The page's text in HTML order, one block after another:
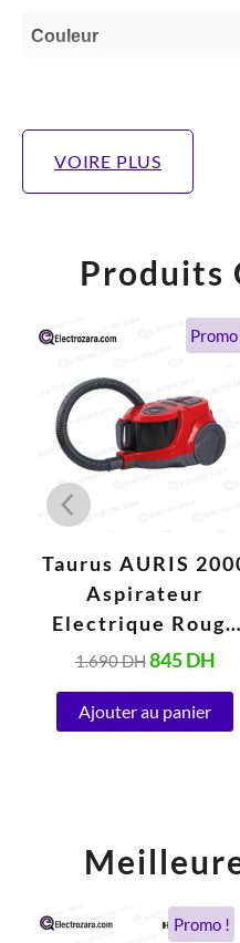
Couleur
VOIRE PLUS
Produits
Taurus AURIS
Aspirateur
Electrique Rouge
2,5 Litres (2000W)
1.690DH
était :
1.690 DH.
845DH
Le
Ajouter au panier
Promo !
Le